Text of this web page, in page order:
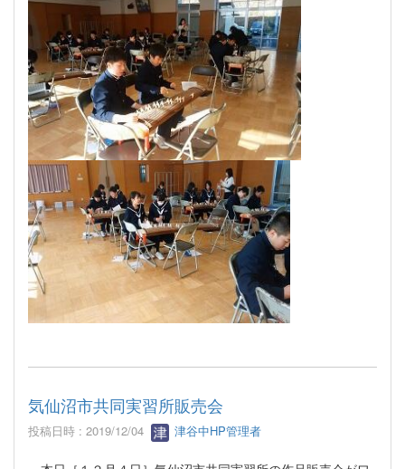
気仙沼市共同実習所販売会
投稿日時 : 2019/12/04 津谷中HP管理者